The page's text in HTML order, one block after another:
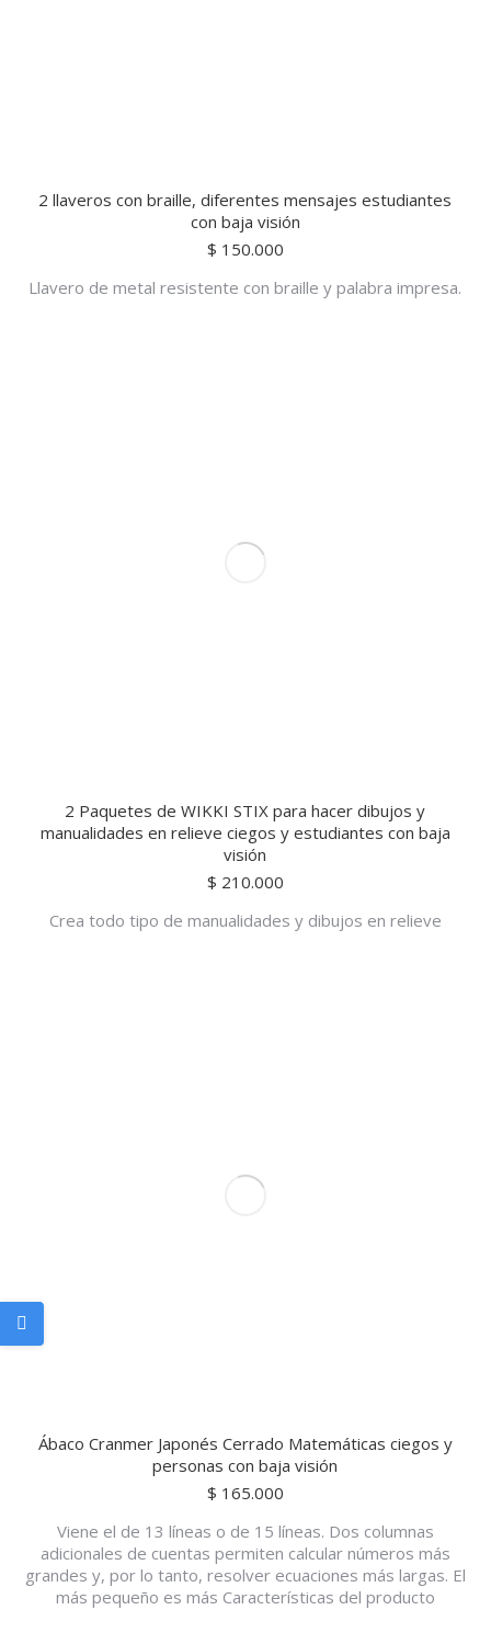
2 llaveros con braille, diferentes mensajes estudiantes
con baja visión
$ 150.000
Llavero de metal resistente con braille y palabra impresa.
2 Paquetes de WIKKI STIX para hacer dibujos y
manualidades en relieve ciegos y estudiantes con baja
visión
$ 210.000
Crea todo tipo de manualidades y dibujos en relieve
Ábaco Cranmer Japonés Cerrado Matemáticas ciegos y
personas con baja visión
$ 165.000
Viene el de 13 líneas o de 15 líneas. Dos columnas
adicionales de cuentas permiten calcular números más
grandes y, por lo tanto, resolver ecuaciones más largas. El
más pequeño es más Características del producto